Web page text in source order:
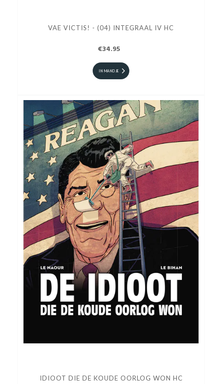
VAE VICTIS! - (04) INTEGRAAL IV HC
€34.95
IN MANDJE
IDIOOT DIE DE KOUDE OORLOG WON HC